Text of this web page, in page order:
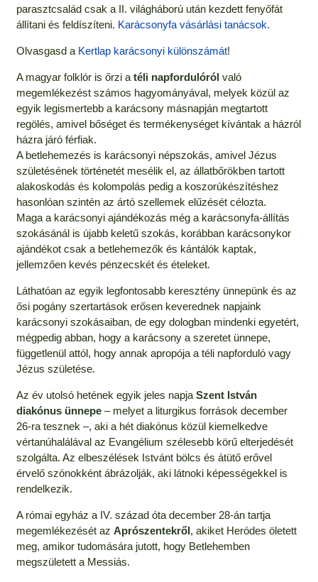
parasztcsalád csak a II. világháború után kezdett fenyőfát
állítani és feldíszíteni. Karácsonyfa vásárlási tanácsok.
Olvasgasd a Kertlap karácsonyi különszámát!
A magyar folklór is őrzi a téli napfordulórólvaló
megemlékezést számos hagyományával, melyek közül az
egyik legismertebb a karácsony másnapján megtartott
regölés, amivel bőséget és termékenységet kívántak a házról
házra járó férfiak.
A betlehemezés is karácsonyi népszokás, amivel Jézus
születésének történetét mesélik el, az állatbőrökben tartott
alakoskodás és kolompolás pedig a koszorúkészítéshez
hasonlóan szintén az ártó szellemek elűzését célozta.
Maga a karácsonyi ajándékozás még a karácsonyfa-állítás
szokásánál is újabb keletű szokás, korábban karácsonykor
ajándékot csak a betlehemezők és kántálók kaptak,
jellemzően kevés pénzecskét és ételeket.
Láthatóan az egyik legfontosabb keresztény ünnepünk és az
ősi pogány szertartások erősen keverednek napjaink
karácsonyi szokásaiban, de egy dologban mindenki egyetért,
mégpedig abban, hogy a karácsony a szeretet ünnepe,
függetlenül attól, hogy annak apropója a téli napforduló vagy
Jézus születése.
Az év utolsó hetének egyik jeles napja Szent István
diakónus ünnepe– melyet a liturgikus források december
26-ra tesznek –, aki a hét diakónus közül kiemelkedve
vértanúhalálával az Evangélium szélesebb körű elterjedését
szolgálta. Az elbeszélések Istvánt bölcs és átütő erővel
érvelő szónokként ábrázolják, aki látnoki képességekkel is
rendelkezik.
A római egyház a IV. század óta december 28-án tartja
megemlékezését az Aprószentekről, akiket Heródes öletett
meg, amikor tudomására jutott, hogy Betlehemben
megszületett a Messiás.